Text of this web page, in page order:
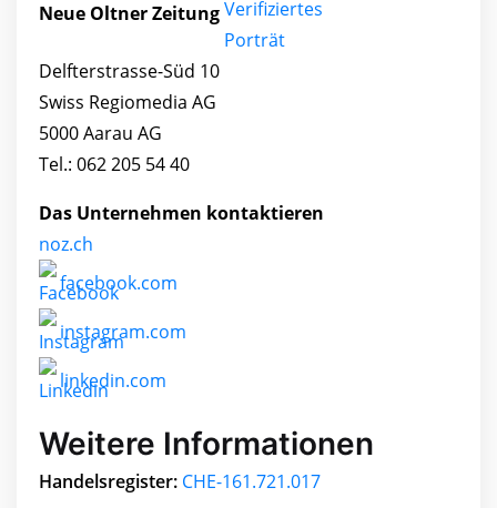
Neue Oltner Zeitung
Delfterstrasse-Süd 10
Swiss Regiomedia AG
5000 Aarau AG
Tel.: 062 205 54 40
Das Unternehmen kontaktieren
noz.ch
facebook.com
instagram.com
linkedin.com
Weitere Informationen
Handelsregister: CHE-161.721.017